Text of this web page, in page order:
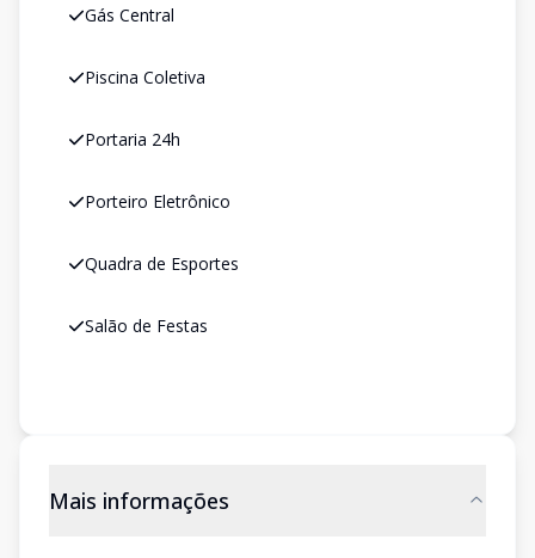
Gás Central
Piscina Coletiva
Portaria 24h
Porteiro Eletrônico
Quadra de Esportes
Salão de Festas
Mais informações